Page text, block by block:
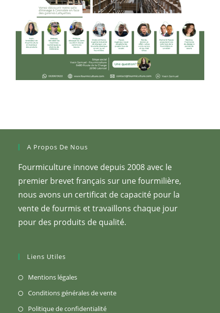
A Propos De Nous
Fourmiculture innove depuis 2008 avec le
premier brevet français sur une fourmilière,
nous avons un certificat de capacité pour la
vente de fourmis et travaillons chaque jour
pour des produits de qualité.
Liens Utiles
Mentions légales
Conditions générales de vente
Politique de confidentialité